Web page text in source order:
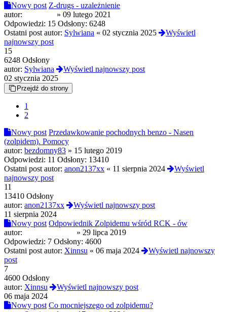
Nowy post Z-drugs - uzależnienie
autor:
» 09 lutego 2021
Odpowiedzi: 15 Odsłony: 6248
Ostatni post autor: Sylwiana « 02 stycznia 2025
Wyświetl
najnowszy post
15
6248 Odsłony
autor: Sylwiana
Wyświetl najnowszy post
02 stycznia 2025
Przejdź do strony
1
2
Nowy post Przedawkowanie pochodnych benzo - Nasen
(zolpidem). Pomocy
autor: bezdomny83 » 15 lutego 2019
Odpowiedzi: 11 Odsłony: 13410
Ostatni post autor: anon2137xx « 11 sierpnia 2024
Wyświetl
najnowszy post
11
13410 Odsłony
autor: anon2137xx
Wyświetl najnowszy post
11 sierpnia 2024
Nowy post Odpowiednik Zolpidemu wśród RCK - ów
autor:
» 29 lipca 2019
Odpowiedzi: 7 Odsłony: 4600
Ostatni post autor: Xinnsu « 06 maja 2024
Wyświetl najnowszy
post
7
4600 Odsłony
autor: Xinnsu
Wyświetl najnowszy post
06 maja 2024
Nowy post Co mocniejszego od zolpidemu?